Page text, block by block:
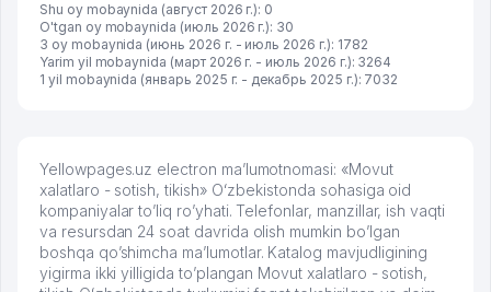
Shu oy mobaynida (август 2026 г.): 0
O'tgan oy mobaynida (июль 2026 г.): 30
3 oy mobaynida (июнь 2026 г. - июль 2026 г.): 1782
Yarim yil mobaynida (март 2026 г. - июль 2026 г.): 3264
1 yil mobaynida (январь 2025 г. - декабрь 2025 г.): 7032
Yellowpages.uz electron ma’lumotnomasi: «Movut
xalatlaro - sotish, tikish» Oʻzbekistonda sohasiga oid
kompaniyalar to’liq ro’yhati. Telefonlar, manzillar, ish vaqti
va resursdan 24 soat davrida olish mumkin bo’lgan
boshqa qo’shimcha ma’lumotlar. Katalog mavjudligining
yigirma ikki yilligida to’plangan Movut xalatlaro - sotish,